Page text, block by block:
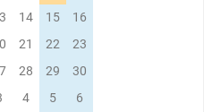
14 15
16
21 22
23
28 29
30
4 5 6